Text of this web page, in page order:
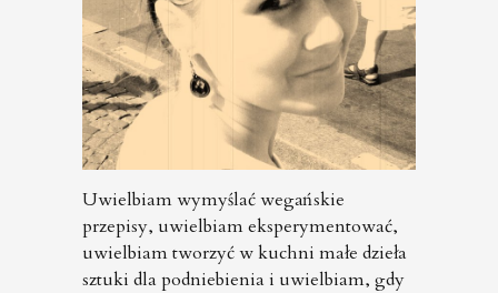
Uwielbiam wymyślać wegańskie
przepisy, uwielbiam eksperymentować,
uwielbiam tworzyć w kuchni małe dzieła
sztuki dla podniebienia i uwielbiam, gdy